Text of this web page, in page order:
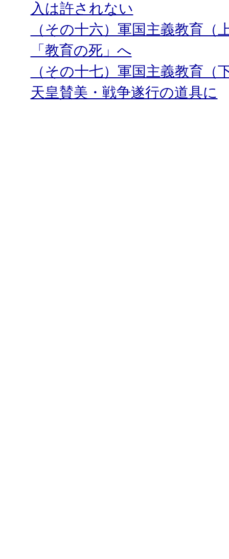
入は許されない
（その十六）軍国主義教育
「教育の死」へ
（その十七）軍国主義教育
天皇賛美・戦争遂行の道具に